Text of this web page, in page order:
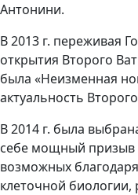
Антонини.
В 2013 г. переживая
открытия Второго
была «Неизменная
актуальность
В 2014 г. была
себе мощный призыв
возможных
клеточной